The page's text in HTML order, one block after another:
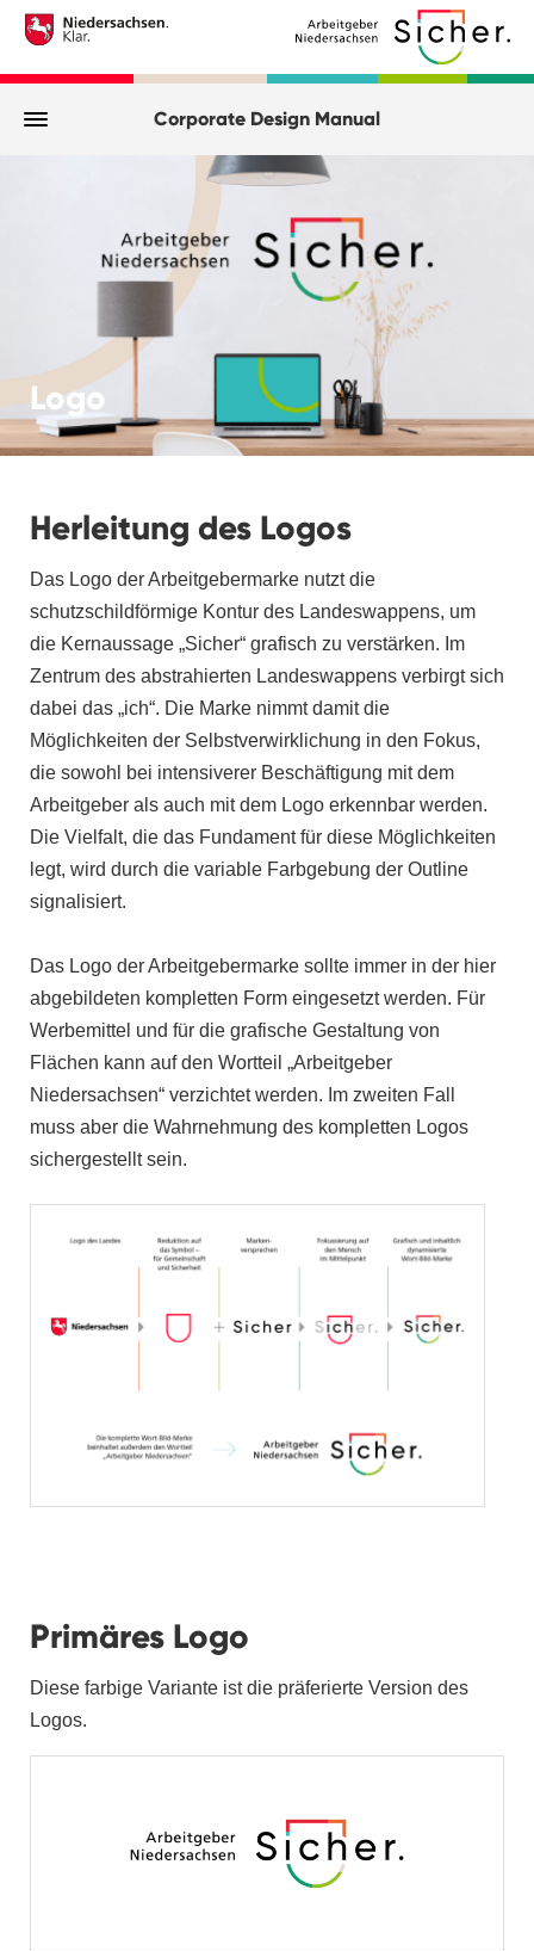
Corporate Design Manual
Downloads
Logo
Herleitung des Logos
Das Logo der Arbeitgebermarke nutzt die
schutzschildförmige Kontur des Landeswappens, um
die Kernaussage „Sicher“ grafisch zu verstärken. Im
Zentrum des abstrahierten Landeswappens verbirgt sich
dabei das „ich“. Die Marke nimmt damit die
Möglichkeiten der Selbstverwirklichung in den Fokus,
die sowohl bei intensiverer Beschäftigung mit dem
Arbeitgeber als auch mit dem Logo erkennbar werden.
Die Vielfalt, die das Fundament für diese Möglichkeiten
legt, wird durch die variable Farbgebung der Outline
signalisiert.
Das Logo der Arbeitgebermarke sollte immer in der hier
abgebildeten kompletten Form eingesetzt werden. Für
Werbemittel und für die grafische Gestaltung von
Flächen kann auf den Wortteil „Arbeitgeber
Niedersachsen“ verzichtet werden. Im zweiten Fall
muss aber die Wahrnehmung des kompletten Logos
sichergestellt sein.
Primäres Logo
Diese farbige Variante ist die präferierte Version des
Logos.